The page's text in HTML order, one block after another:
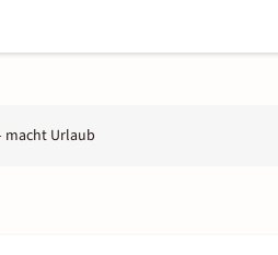
macht Urlaub